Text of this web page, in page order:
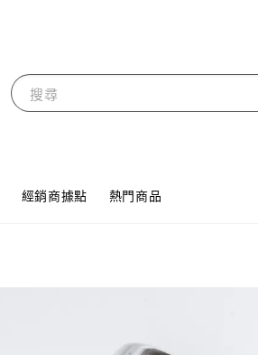
搜尋
經銷商據點 熱門商品